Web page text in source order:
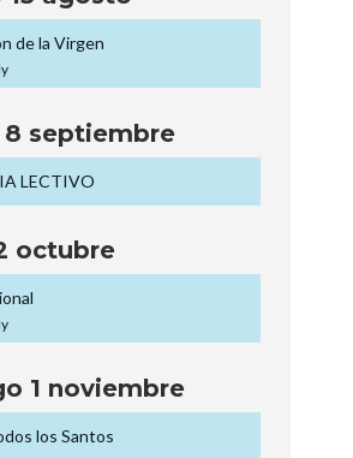
de la Virgen
8 septiembre
LECTIVO
octubre
1 noviembre
los Santos